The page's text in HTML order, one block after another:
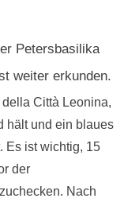
Petersbasilika
weiter erkunden.
Città Leonina,
hält und ein blaues
Es ist wichtig, 15
der
Nach